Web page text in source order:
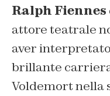
Ralph Fiennes
attore teatrale
aver
brillante
Voldemort nella